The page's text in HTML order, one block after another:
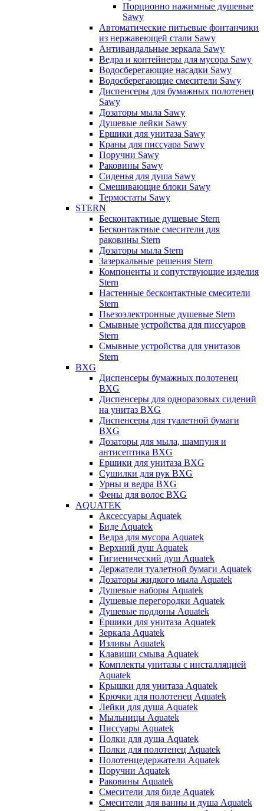
Порционно нажимные душевые
Sawy
Автоматические питьевые фонтанчики
из нержавеющей стали Sawy
Антивандальные зеркала Sawy
Ведра и контейнеры для мусора Sawy
Водосберегающие насадки Sawy
Водосберегающие смесители Sawy
Диспенсеры для бумажных полотенец
Sawy
Дозаторы мыла Sawy
Душевые лейки Sawy
Ершики для унитаза Sawy
Краны для писсуара Sawy
Поручни Sawy
Раковины Sawy
Сиденья для душа Sawy
Смешивающие блоки Sawy
Термостаты Sawy
STERN
Бесконтактные душевые Stern
Бесконтактные смесители для
раковины Stern
Дозаторы мыла Stern
Зазеркальные решения Stern
Компоненты и сопутствующие изделия
Stern
Настенные бесконтактные смесители
Stern
Пьезоэлектронные душевые Stern
Смывные устройства для писсуаров
Stern
Смывные устройства для унитазов
Stern
BXG
Диспенсеры бумажных полотенец
BXG
Диспенсеры для одноразовых сидений
на унитаз BXG
Диспенсеры для туалетной бумаги
BXG
Дозаторы для мыла, шампуня и
антисептика BXG
Ершики для унитаза BXG
Сушилки для рук BXG
Урны и ведра BXG
Фены для волос BXG
AQUATEK
Аксессуары Aquatek
Биде Aquatek
Ведра для мусора Aquatek
Верхний душ Aquatek
Гигиенический душ Aquatek
Держатели туалетной бумаги Aquatek
Дозаторы жидкого мыла Aquatek
Душевые наборы Aquatek
Душевые перегородки Aquatek
Душевые поддоны Aquatek
Ёршики для унитаза Aquatek
Зеркала Aquatek
Изливы Aquatek
Клавиши смыва Aquatek
Комплекты унитазы с инсталляцией
Aquatek
Крышки для унитаза Aquatek
Крючки для полотенец Aquatek
Лейки для душа Aquatek
Мыльницы Aquatek
Писсуары Aquatek
Полки для душа Aquatek
Полки для полотенец Aquatek
Полотенцедержатели Aquatek
Поручни Aquatek
Раковины Aquatek
Смесители для биде Aquatek
Смесители для ванны и душа Aquatek